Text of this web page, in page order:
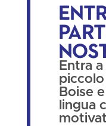
Entra
Boise
lingua